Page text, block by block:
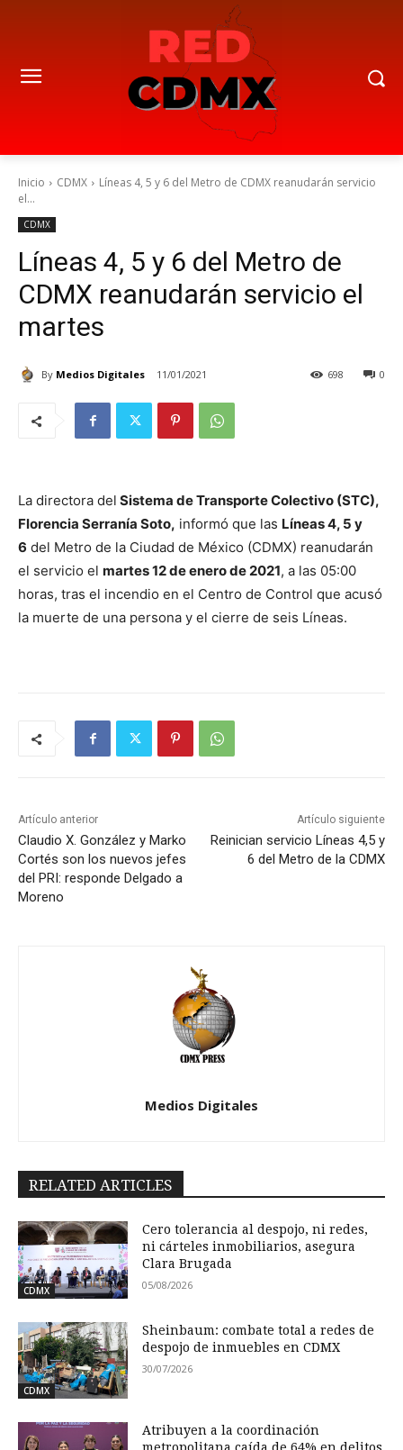
Inicio CDMX
Líneas 4, 5 y 6 del Metro de CDMX reanudarán servicio
el...
CDMX
Líneas 4, 5 y 6 del Metro de
CDMX reanudarán servicio el
martes
By Medios Digitales 11/01/2021 0
698
La directora del Sistema de Transporte Colectivo (STC),
Florencia Serranía Soto, informó que las Líneas 4, 5 y
6 del Metro de la Ciudad de México (CDMX) reanudarán
el servicio el martes 12 de enero de 2021, a las 05:00
horas, tras el incendio en el Centro de Control que acusó
la muerte de una persona y el cierre de seis Líneas.
Artículo anterior
Claudio X. González y Marko
Cortés son los nuevos jefes
del PRI: responde Delgado a
Moreno
Artículo siguiente
Reinician servicio Líneas 4,5 y
6 del Metro de la CDMX
Medios Digitales
RELATED ARTICLES
CDMX
Cero tolerancia al despojo, ni redes,
ni cárteles inmobiliarios, asegura
Clara Brugada
05/08/2026
CDMX
Sheinbaum: combate total a redes de
despojo de inmuebles en CDMX
30/07/2026
Atribuyen a la coordinación